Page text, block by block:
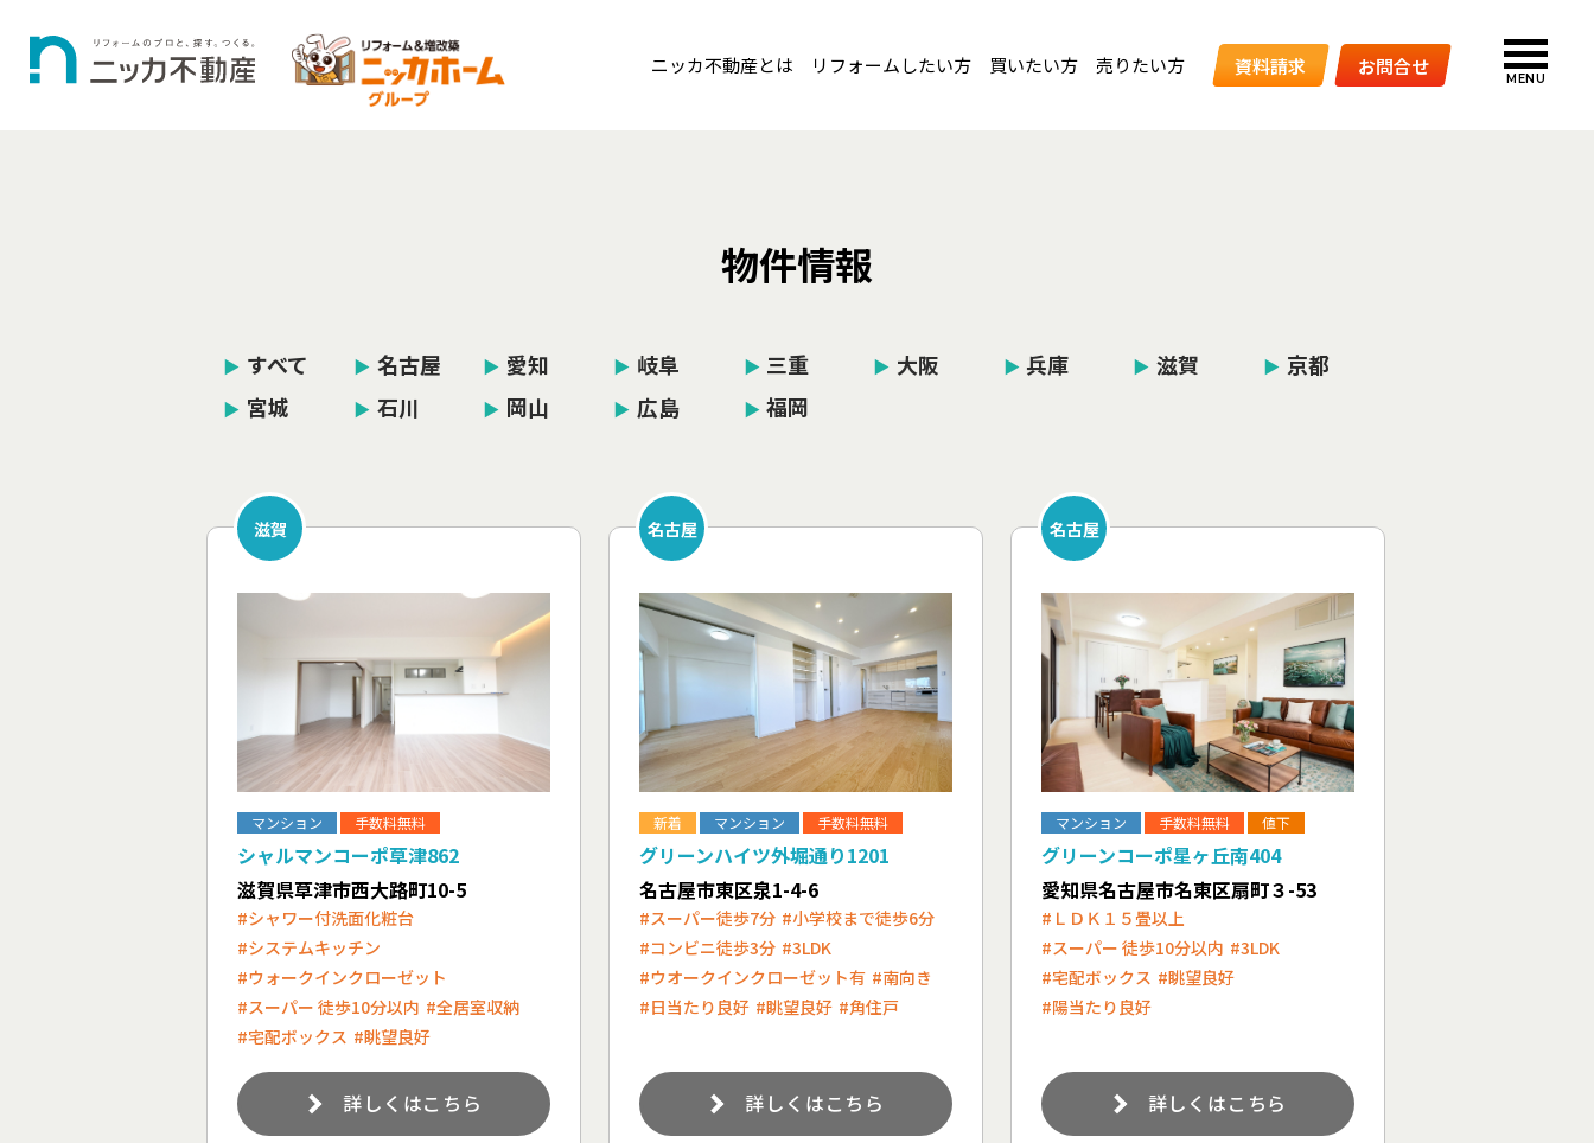
MENU
ニッカ不動産とは リフォームしたい方 買いたい方 売りたい方 資料請求 お問合せ
物件情報
▶︎ すべて ▶︎ 名古屋 ▶︎ 愛知 ▶︎ 岐阜 ▶︎ 三重 ▶︎ 大阪 ▶︎ 兵庫 ▶︎ 滋賀 ▶︎ 京都
▶︎ 宮城 ▶︎ 石川 ▶︎ 岡山 ▶︎ 広島 ▶︎ 福岡
滋賀
マンション 手数料無料
シャルマンコーポ草津862
滋賀県草津市西大路町10-5
#シャワー付洗面化粧台
#システムキッチン
#ウォークインクローゼット
#スーパー 徒歩10分以内 #全居室収納
#宅配ボックス #眺望良好
詳しくはこちら
名古屋
新着 マンション 手数料無料
グリーンハイツ外堀通り1201
名古屋市東区泉1-4-6
#スーパー徒歩7分 #小学校まで徒歩6分
#コンビニ徒歩3分 #3LDK
#ウオークインクローゼット有 #南向き
#日当たり良好 #眺望良好 #角住戸
詳しくはこちら
名古屋
マンション 手数料無料 値下
グリーンコーポ星ヶ丘南404
愛知県名古屋市名東区扇町３-53
#ＬＤＫ１５畳以上
#スーパー 徒歩10分以内 #3LDK
#宅配ボックス #眺望良好
#陽当たり良好
詳しくはこちら